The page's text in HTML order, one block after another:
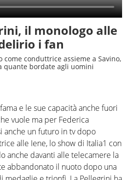
il monologo alle
i fan
come conduttrice assieme a Savino,
quante bordate agli uomini
e le sue capacità anche fuori
vuole ma per Federica
un futuro in tv dopo
alle Iene, lo show di Italia1 con
anche davanti alle telecamere la
abbandonato il nuoto dopo una